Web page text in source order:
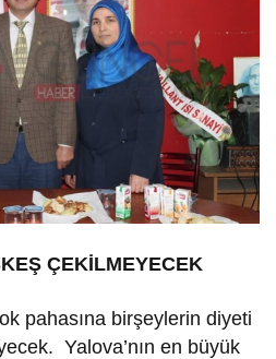
ÇEKİLMEYECEK
pahasına birşeylerin diyeti
Yalova’nın en büyük